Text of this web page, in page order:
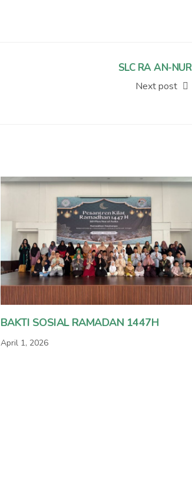
SLC RA AN-NUR
Next post
BAKTI SOSIAL RAMADAN 1447H
April 1, 2026